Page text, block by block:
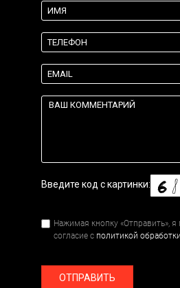
Введите код с картинки:
Нажимая кнопку «Отправить»,
согласие с политикой
ОТПРАВИТЬ